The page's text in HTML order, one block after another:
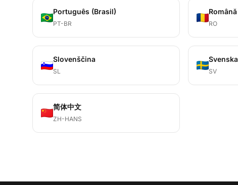
Português (Brasil)
PT-BR
Română
RO
Slovenščina
SL
Svenska
SV
简体中文
ZH-HANS